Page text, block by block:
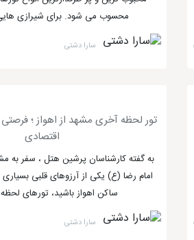
محسوب می شود. برای شیرازی
سارا دشتی
تور لحظه آخری مشهد از اهواز ؛
اقتصادی
به گفته کارشناسان پرشین هتل ، سفر به
امام رضا (ع) یکی از آرزوهای قلبی بسیاری
ساکن اهواز باشید، تورهای
سارا دشتی